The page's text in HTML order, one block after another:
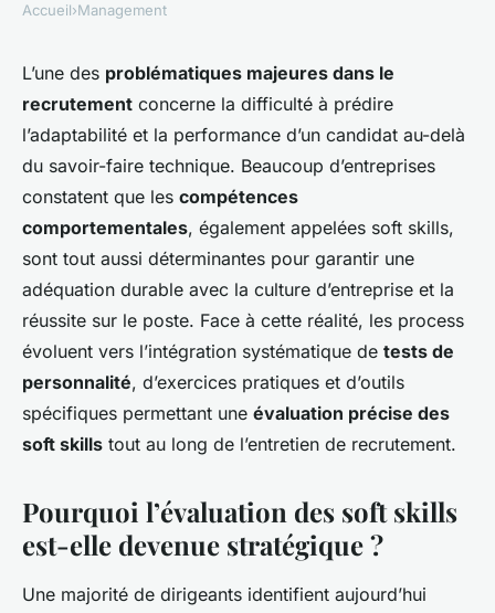
MANAGEMENT
Moderniser le recrutement :
comment intégrer
efficacement les tests de soft
skills ?
Stélla•11/05/2026 19:18 •7 min de lecture
Accueil›Management
L’une des problématiques majeures dans le
recrutement concerne la difficulté à prédire
l’adaptabilité et la performance d’un candidat au-delà
du savoir-faire technique. Beaucoup d’entreprises
constatent que les compétences
comportementales, également appelées soft skills,
sont tout aussi déterminantes pour garantir une
adéquation durable avec la culture d’entreprise et la
réussite sur le poste. Face à cette réalité, les process
évoluent vers l’intégration systématique de tests de
personnalité, d’exercices pratiques et d’outils
spécifiques permettant une évaluation précise des
soft skills tout au long de l’entretien de recrutement.
Pourquoi l’évaluation des soft skills
est-elle devenue stratégique ?
Une majorité de dirigeants identifient aujourd’hui